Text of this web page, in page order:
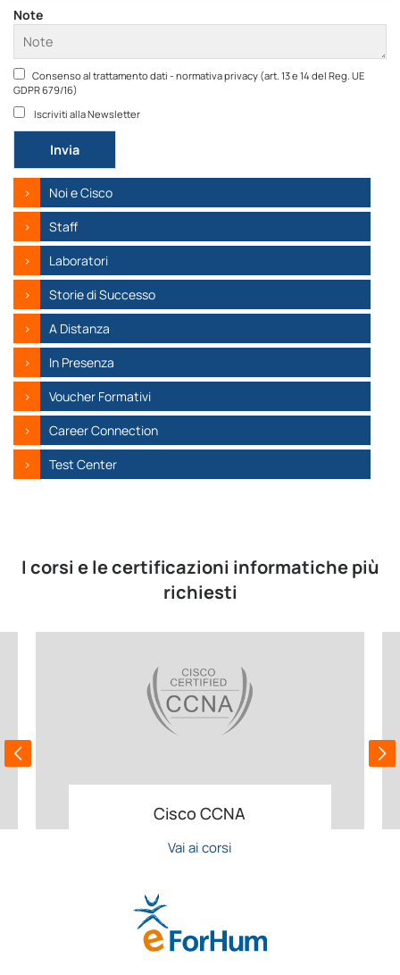
Note
Consenso al trattamento dati - normativa privacy (art. 13 e 14 del Reg. UE
GDPR 679/16)
Iscriviti alla Newsletter
Si prega di lasciare vuoto questo campo.
Noi e Cisco
Staff
Laboratori
Storie di Successo
A Distanza
In Presenza
Voucher Formativi
Career Connection
Test Center
I corsi e le certificazioni informatiche più
richiesti
Cisco CCNA
Vai ai corsi